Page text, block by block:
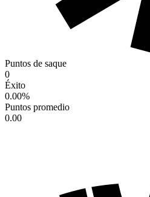
Puntos de saque
0
Éxito
0.00%
Puntos promedio
0.00